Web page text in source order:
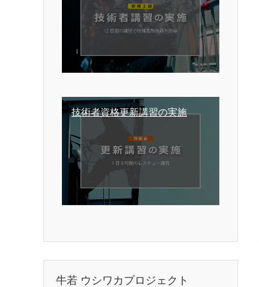
技術者資格更新講習の実施
牛若 ウシワカプロジェクト